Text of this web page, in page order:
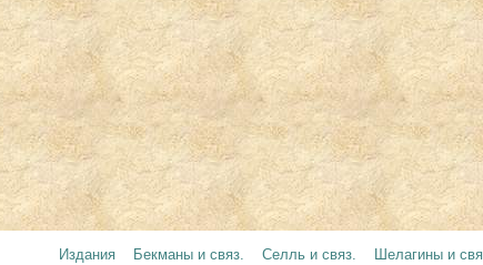
Издания Бекманы и связ. Селль и связ. Шелагины и